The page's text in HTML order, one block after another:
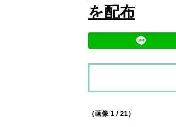
を配布
（画像 1 / 21）